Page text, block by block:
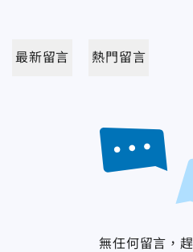
最新留言 熱門留言
無任何留言，